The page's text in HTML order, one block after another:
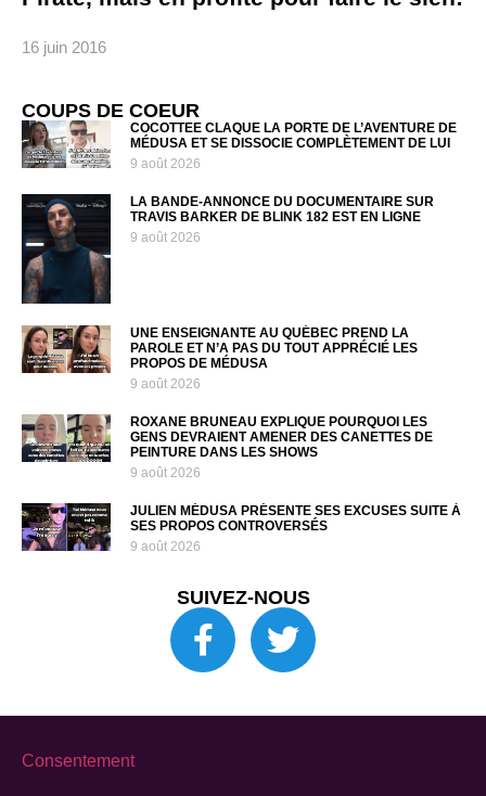
16 juin 2016
COUPS DE COEUR
COCOTTEE CLAQUE LA PORTE DE L’AVENTURE DE
MÉDUSA ET SE DISSOCIE COMPLÈTEMENT DE LUI
9 août 2026
LA BANDE-ANNONCE DU DOCUMENTAIRE SUR
TRAVIS BARKER DE BLINK 182 EST EN LIGNE
9 août 2026
UNE ENSEIGNANTE AU QUÉBEC PREND LA
PAROLE ET N’A PAS DU TOUT APPRÉCIÉ LES
PROPOS DE MÉDUSA
9 août 2026
ROXANE BRUNEAU EXPLIQUE POURQUOI LES
GENS DEVRAIENT AMENER DES CANETTES DE
PEINTURE DANS LES SHOWS
9 août 2026
JULIEN MÉDUSA PRÉSENTE SES EXCUSES SUITE À
SES PROPOS CONTROVERSÉS
9 août 2026
SUIVEZ-NOUS
Consentement